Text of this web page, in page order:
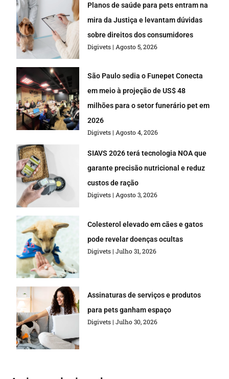
Planos de saúde para pets entram na
mira da Justiça e levantam dúvidas
sobre direitos dos consumidores
Digivets Agosto 5, 2026
São Paulo sedia o Funepet Conecta
em meio à projeção de US$ 48
milhões para o setor funerário pet em
2026
Digivets Agosto 4, 2026
SIAVS 2026 terá tecnologia NOA que
garante precisão nutricional e reduz
custos de ração
Digivets Agosto 3, 2026
Colesterol elevado em cães e gatos
pode revelar doenças ocultas
Digivets Julho 31, 2026
Assinaturas de serviços e produtos
para pets ganham espaço
Digivets Julho 30, 2026